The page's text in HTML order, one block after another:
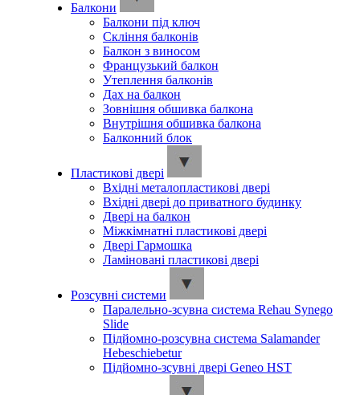
Балкони
Балкони під ключ
Скління балконів
Балкон з виносом
Французький балкон
Утеплення балконів
Дах на балкон
Зовнішня обшивка балкона
Внутрішня обшивка балкона
Балконний блок
Пластикові двері
Вхідні металопластикові двері
Вхідні двері до приватного будинку
Двері на балкон
Міжкімнатні пластикові двері
Двері Гармошка
Ламіновані пластикові двері
Розсувні системи
Паралельно-зсувна система Rehau Synego
Slide
Підйомно-розсувна система Salamander
Hebeschiebetur
Підйомно-зсувні двері Geneo HST